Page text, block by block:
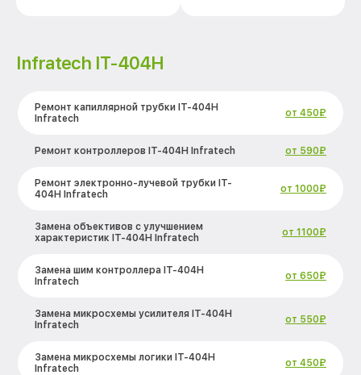
Infratech IT-404H
Ремонт капиллярной трубки IT-404H
Infratech
от 450₽
Ремонт контроллеров IT-404H Infratech от 590₽
Ремонт электронно-лучевой трубки IT-
404H Infratech
от 1000₽
Замена объективов с улучшением
характеристик IT-404H Infratech
от 1100₽
Замена шим контроллера IT-404H
Infratech
от 650₽
Замена микросхемы усилителя IT-404H
Infratech
от 550₽
Замена микросхемы логики IT-404H
Infratech
от 450₽